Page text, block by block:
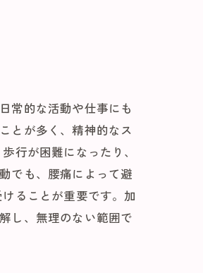
常的な活動や仕事にも
とが多く、精神的なス
行が困難になったり、
でも、腰痛によって避
ることが重要です。加
し、無理のない範囲で